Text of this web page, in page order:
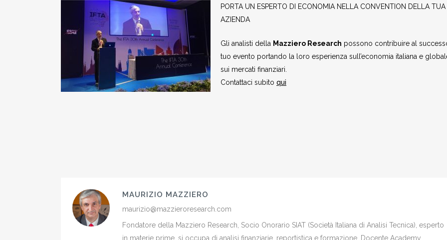
PORTA UN ESPERTO DI ECONOMIA NELLA CONVENTION DELLA TUA
AZIENDA
Gli analisti della Mazziero Research possono contribuire al
tuo evento portando la loro esperienza sull’economia italiana e
sui mercati finanziari.
Contattaci subito qui
MAURIZIO MAZZIERO
maurizio@mazzieroresearch.com
Fondatore della Mazziero Research, Socio Onorario SIAT (Società Italiana di Analisi Tecnica), esperto
in materie prime, si occupa di analisi finanziarie, reportistica e formazione. Docente Academy